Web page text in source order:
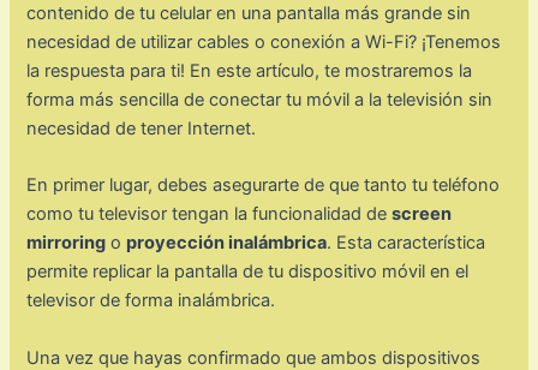
contenido de tu celular en una pantalla más grande sin
necesidad de utilizar cables o conexión a Wi-Fi? ¡Tenemos
la respuesta para ti! En este artículo, te mostraremos la
forma más sencilla de conectar tu móvil a la televisión sin
necesidad de tener Internet.
En primer lugar, debes asegurarte de que tanto tu teléfono
como tu televisor tengan la funcionalidad descreen
mirroring o proyección inalámbrica. Esta característica
permite replicar la pantalla de tu dispositivo móvil en el
televisor de forma inalámbrica.
Una vez que hayas confirmado que ambos dispositivos